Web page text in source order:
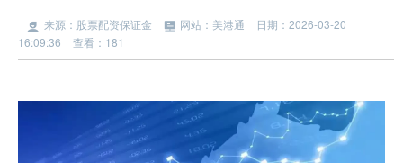
来源：股票配资保证金 网站：美港通
日期：2026-03-20
16:09:36
查看：181